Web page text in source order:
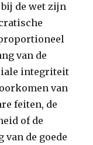
de wet zijn
van de
integriteit
van
feiten, de
of de
van de goede